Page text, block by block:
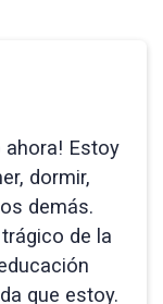
ahora! Estoy
dormir,
demás.
de la
que estoy.